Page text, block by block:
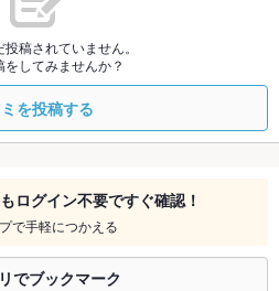
稿されていません。
をしてみませんか？
を投稿する
ログイン不要ですぐ確認！
で手軽につかえる
でブックマーク